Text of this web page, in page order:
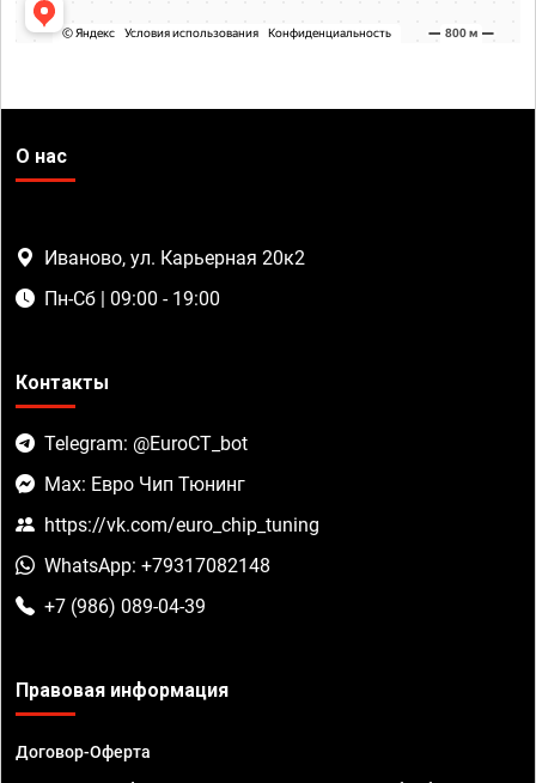
О нас
Иваново, ул. Карьерная 20к2
Пн-Сб | 09:00 - 19:00
Контакты
Telegram: @EuroCT_bot
Max: Евро Чип Тюнинг
https://vk.com/euro_chip_tuning
WhatsApp: +79317082148
+7 (986) 089-04-39
Правовая информация
Договор-Оферта